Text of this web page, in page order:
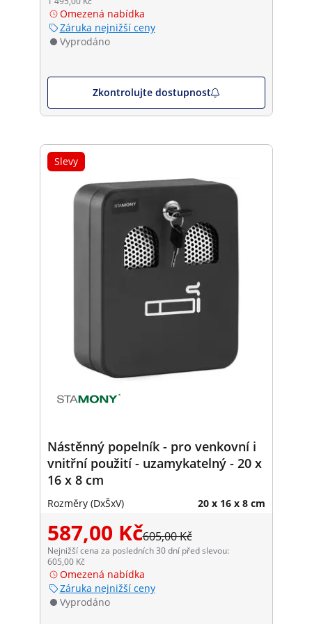
Omezená nabídka
Záruka nejnižší ceny
Vyprodáno
Zkontrolujte dostupnost
Slevy
Nástěnný popelník - pro venkovní i
vnitřní použití - uzamykatelný - 20 x
16 x 8 cm
Rozměry (DxŠxV) 20 x 16 x 8 cm
587,00 Kč605,00 Kč
Nejnižší cena za posledních 30 dní před slevou:
605,00 Kč
Omezená nabídka
Záruka nejnižší ceny
Vyprodáno